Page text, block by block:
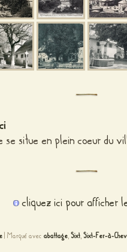
se situe en plein coeur du
cliquez ici pour afficher
Marqué avec abattage,Sixt,Sixt-Fer-à-